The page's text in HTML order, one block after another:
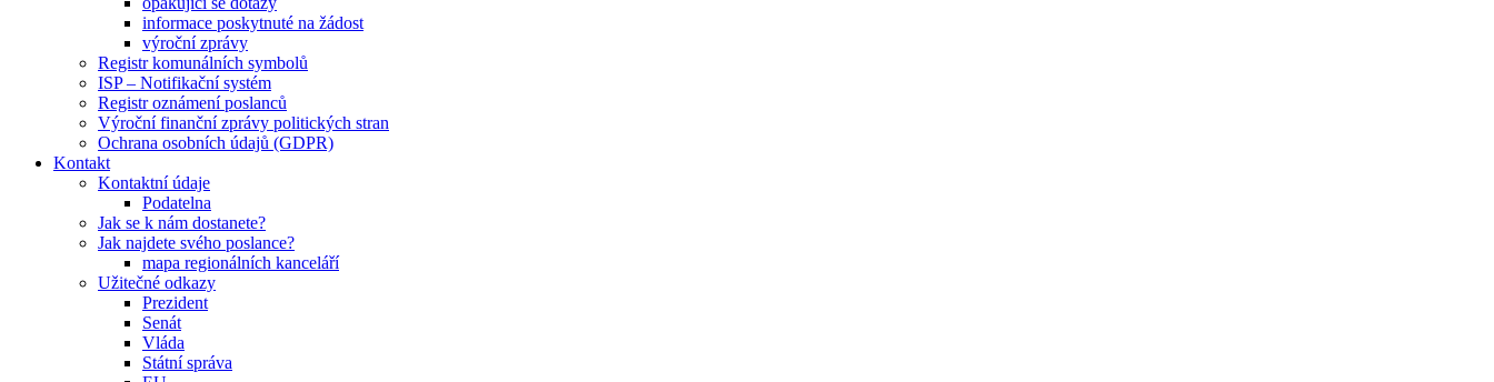
informace poskytnuté na žádost
výroční zprávy
Registr komunálních symbolů
ISP – Notifikační systém
Registr oznámení poslanců
Výroční finanční zprávy politických stran
Ochrana osobních údajů (GDPR)
Kontakt
Kontaktní údaje
Podatelna
Jak se k nám dostanete?
Jak najdete svého poslance?
mapa regionálních kanceláří
Užitečné odkazy
Prezident
Senát
Vláda
Státní správa